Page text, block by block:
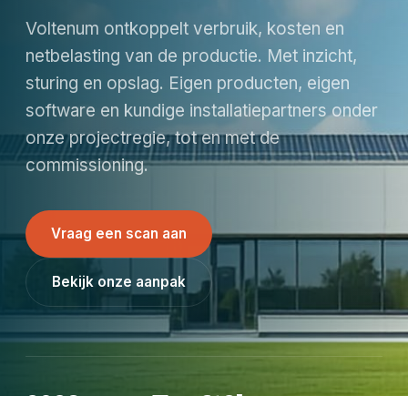
Voltenum ontkoppelt verbruik, kosten en
netbelasting van de productie. Met inzicht,
sturing en opslag. Eigen producten, eigen
software en kundige installatiepartners onder
onze projectregie, tot en met de
commissioning.
Vraag een scan aan
Bekijk onze aanpak